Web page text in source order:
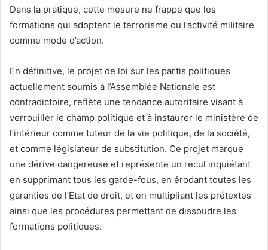
Dans la pratique, cette mesure ne frappe que les
formations qui adoptent le terrorisme ou l’activité militaire
comme mode d’action.
En définitive, le projet de loi sur les partis politiques
actuellement soumis à l’Assemblée Nationale est
contradictoire, reflète une tendance autoritaire visant à
verrouiller le champ politique et à instaurer le ministère de
l’intérieur comme tuteur de la vie politique, de la société,
et comme législateur de substitution. Ce projet marque
une dérive dangereuse et représente un recul inquiétant
en supprimant tous les garde-fous, en érodant toutes les
garanties de l’État de droit, et en multipliant les prétextes
ainsi que les procédures permettant de dissoudre les
formations politiques.